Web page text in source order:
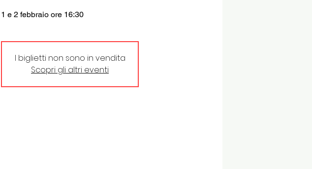
1 e 2 febbraio ore 16:30
I biglietti non sono in vendita
Scopri gli altri eventi